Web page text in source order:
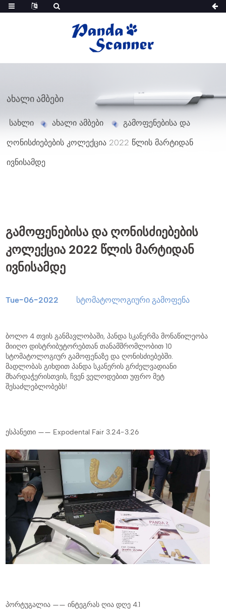
ᲐᲮᲐᲚᲘ ᲐᲛᲑᲔᲑᲘ
სახლი ახალი ამბები გამოფენებისა და
ღონისძიებების კოლექცია 2022 წლის მარტიდან
ივნისამდე
გამოფენებისა და ღონისძიებების
კოლექცია 2022 წლის მარტიდან
ივნისამდე
Tue-06-2022 სტომატოლოგიური გამოფენა
ბოლო 4 თვის განმავლობაში, პანდა სკანერმა მონაწილეობა
მიიღო დისტრიბუტორებთან თანამშრომლობით 10
სტომატოლოგიურ გამოფენაზე და ღონისძიებებში.
მადლობას გიხდით პანდა სკანერის გრძელვადიანი
მხარდაჭერისთვის, ჩვენ ველოდებით უფრო მეტ
შესაძლებლობებს!
ესპანეთი —— Expodental Fair 3.24-3.26
პორტუგალია —— ინტეგრას ღია დღე 4.1